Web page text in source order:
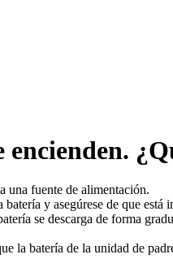
una fuente de alimentación.
y asegúrese de que está
se descarga de forma
la batería de la unidad de